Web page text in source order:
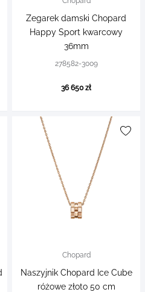
Zegarek damski Chopard
Happy Sport kwarcowy
36mm
278582-3009
36 650 zł
Chopard
Naszyjnik Chopard Ice Cube
różowe złoto 50 cm